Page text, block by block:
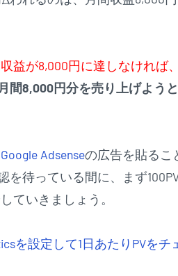
収益が8,000円に達しなければ
間8,000円分を売り上げよう
Google Adsenseの広告を貼るこ
を待っている間に、まず
ていきましょう。
を設定して1日あたりPVをチ